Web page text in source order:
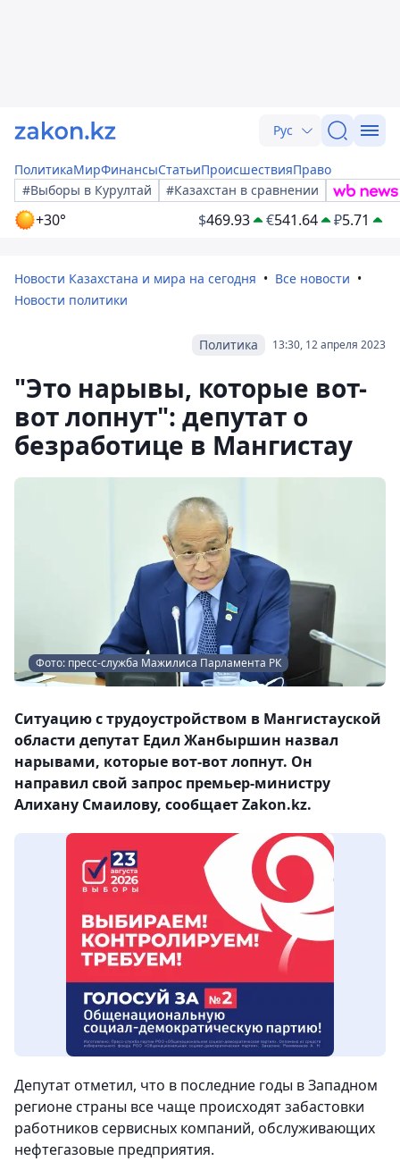
Рус
ПолитикаМирФинансыСтатьиПроисшествияПраво
#Выборы в Курултай
#Казахстан в сравнении
+30° $469.93 €541.64 ₽5.71
Новости Казахстана и мира на сегодня
Все новости
Новости политики
13:30, 12 апреля 2023
Политика
"Это нарывы, которые вот-
вот лопнут": депутат о
безработице в Мангистау
Фото: пресс-служба Мажилиса Парламента РК
Ситуацию с трудоустройством в Мангистауской
области депутат Едил Жанбыршин назвал
нарывами, которые вот-вот лопнут. Он
направил свой запрос премьер-министру
Алихану Смаилову, сообщает Zakon.kz.
Депутат отметил, что в последние годы в Западном
регионе страны все чаще происходят забастовки
работников сервисных компаний, обслуживающих
нефтегазовые предприятия.